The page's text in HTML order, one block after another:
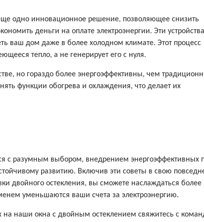
одно инновационное решение, позволяющее снизить
деньги на оплате электроэнергии. Эти устройства
ваш дом даже в более холодном климате. Этот процесс
тепло, а не генерирует его с нуля.
но гораздо более энергоэффективны, чем
функции обогрева и охлаждения, что делает их
с разумным выбором, внедрением энергоэффективных
развитию. Включив эти советы в свою
двойного остекления, вы сможете наслаждаться более
уменьшаются ваши счета за электроэнергию.
наши окна с двойным остеклением свяжитесь с